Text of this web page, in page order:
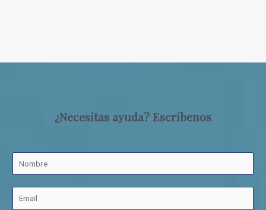
¿Necesitas ayuda? Escríbenos